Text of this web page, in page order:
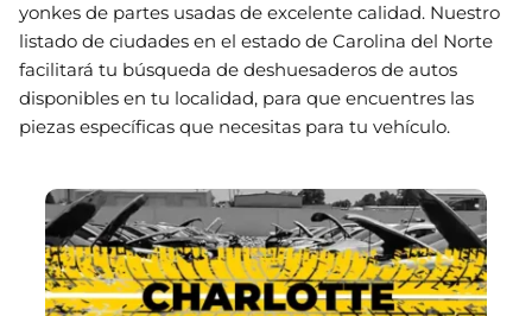
yonkes de partes usadas de excelente calidad. Nuestro
listado de ciudades en el estado de Carolina del Norte
facilitará tu búsqueda de deshuesaderos de autos
disponibles en tu localidad, para que encuentres las
piezas específicas que necesitas para tu vehículo.